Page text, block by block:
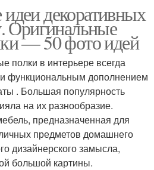
Полки в интерьере
Подвесная полка
декоративных
Оригинальные
— 50 фото идей
полки в интерьере всегда
функциональным дополнением
. Большая популярность
на их разнообразие.
предназначенная для
предметов домашнего
дизайнерского замысла,
большой картины.